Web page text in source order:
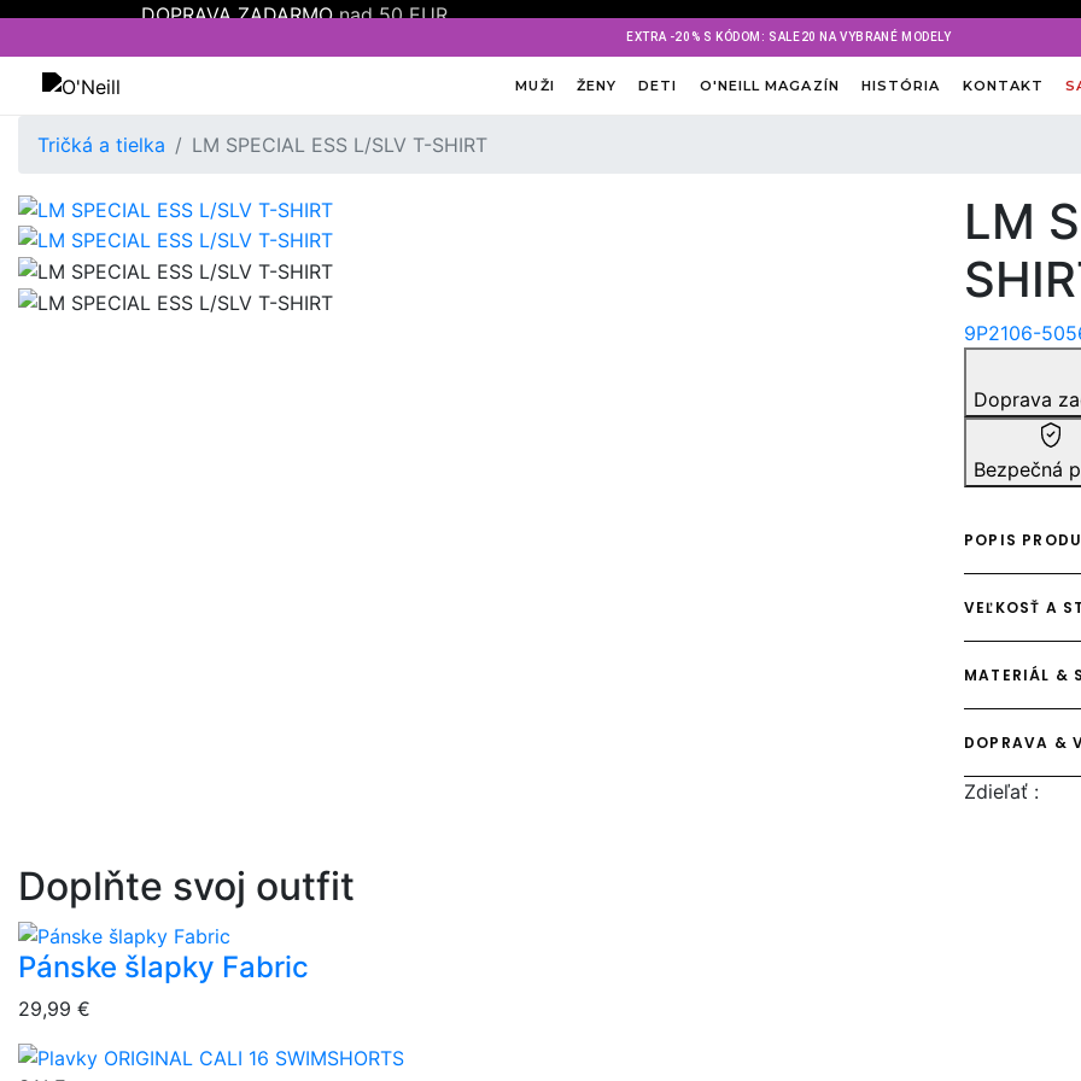
DOPRAVA ZADARMOnad 50 EUR
EXTRA -20% S KÓDOM: SALE20 NA VYBRANÉ MODELY
MUŽI ŽENY DETI O'NEILL MAGAZÍN HISTÓRIA KONTAKT
Oneill
Tričká a tielka LM SPECIAL ESS L/SLV T-SHIRT
LM
9P2106-
Doprava
Bezpečná
POPIS
VEĽKOSŤ A
MATERIÁL &
DOPRAVA &
Zdieľať :
Doplňte svoj outfit
overlay bg
Pánske šlapky Fabric
29,99 €